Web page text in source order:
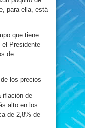
para ella, está
que tiene
el Presidente
de
los precios
iflación de
alto en los
de 2,8% de